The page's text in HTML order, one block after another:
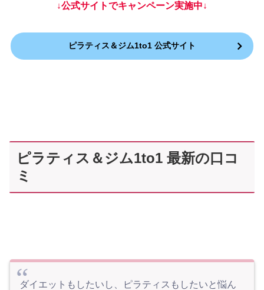
↓公式サイトでキャンペーン実施中↓
ピラティス＆ジム1to1 公式サイト
ピラティス＆ジム1to1 最新の口コ
ミ
ダイエットもしたいし、ピラティスもしたいと悩ん